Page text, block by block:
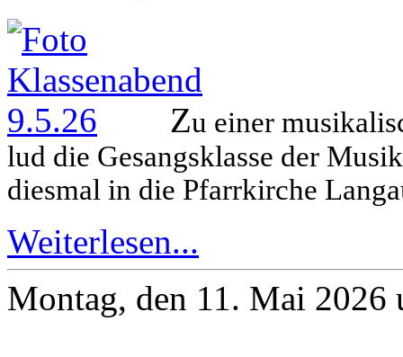
Zu einer
lud die Gesangsklasse der
diesmal in die Pfarrkirche
Weiterlesen...
Montag, den 11. Mai 2026